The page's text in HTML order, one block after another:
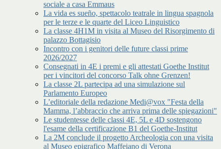
sociale a casa Emmaus
La vida es sueño, spettacolo teatrale in lingua spagnola
per le terze e le quarte del Liceo Linguistico
La classe 4H1M in visita al Museo del Risorgimento di
palazzo Bottagisio
Incontro con i genitori delle future classi prime
2026/2027
Consegnati in 4E i premi e gli attestati Goethe Institut
per i vincitori del concorso Talk ohne Grenzen!
La classe 2L partecipa ad una simulazione sul
Parlamento Europeo
L’editoriale della redazione Medi@vox "Festa della
Mamma, l’abbraccio che arriva prima delle spiegazioni"
Le studentesse delle classi 4E, 5L e 4D sostengono
l'esame della certificazione B1 del Goethe-Institut
La 2M conclude il progetto Archeologia con una visita
al Museo epigrafico Maffeiano di Verona